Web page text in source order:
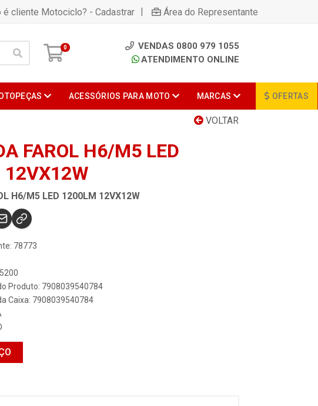
é cliente Motociclo? - Cadastrar | Área do Representante
0
VENDAS 0800 979 1055
ATENDIMENTO ONLINE
ACESSÓRIOS PARA MOTO MARCAS OFERTAS
VOLTAR
FAROL H6/M5 LED
H6/M5 LED 1200LM 12VX12W
78773
Produto: 7908039540784
Caixa: 7908039540784